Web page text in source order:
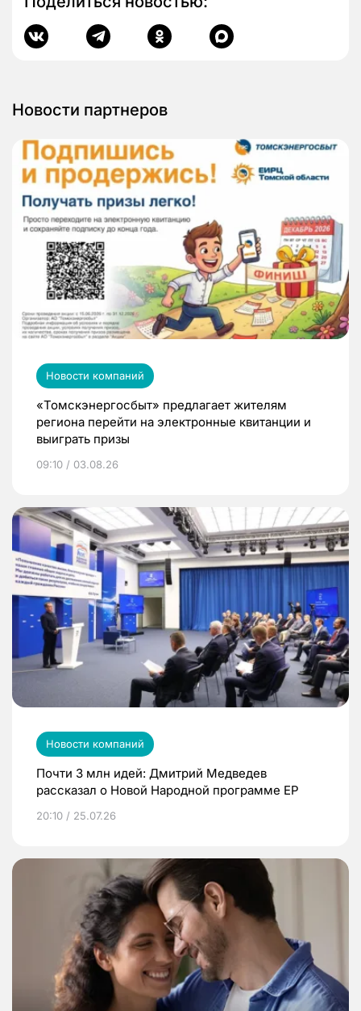
Новости партнеров
Новости компаний
«Томскэнергосбыт» предлагает жителям
региона перейти на электронные квитанции и
выиграть призы
09:10 / 03.08.26
Новости компаний
Почти 3 млн идей: Дмитрий Медведев
рассказал о Новой Народной программе ЕР
20:10 / 25.07.26